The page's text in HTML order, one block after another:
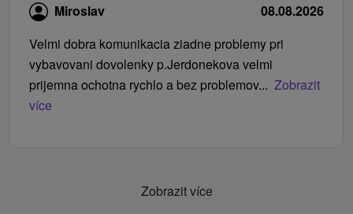
Miroslav
08.08.2026
Velmi dobra komunikacia ziadne problemy pri
vybavovani dovolenky p.Jerdonekova velmi
prijemna ochotna rychlo a bez problemov... Zobrazit
více
Zobrazit více